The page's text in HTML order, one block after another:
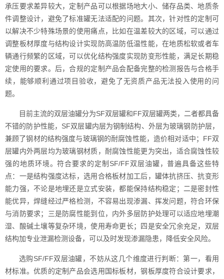
承压要求差异较大，定制产品可以根据场地大小、储存品类、地质条
件调整设计，避免了标准罐无法适配的问题。其次，针对性的定制可
以解决不少特殊场景的使用痛点，比如在温差较大的区域，可以通过
调整板材厚度与结构设计实现防高温防低温性能，在地质松软或者车
辆通行频繁的区域，可以优化结构强度实现防变形性能，满足长期稳
定使用的要求。后，合规的定制产品会配备完整的检测报告与合格手
续，能够顺利通过项目验收，避免了无资质产品无法投入使用的问
题。
目前主流的双层油罐分为SF双层罐和FF双层罐两类，二者都具备
不错的防护性能，SF双层罐内层为钢制结构、外层为玻璃钢防护层，
兼顾了钢材的结构强度与玻璃钢的耐腐蚀性能，造价相对适中；FF双
层罐内外两层均为玻璃钢材质，耐腐蚀性能更为突出，适合腐蚀性较
强的地质环境。符合要求的定制SF/FF双层油罐，普遍具备这些特
点：一是结构强度达标，选用合格板材加工后，罐体抗挤压、抗变形
能力强，不论是地埋还是立式安装，都能保持结构稳定；二是密封性
能优异，焊缝经过严格检测，不容易出现渗漏、挥发问题，符合环保
与消防要求；三是防腐性能到位，内外多层防护处理可以适应地埋潮
湿、酸碱土壤等复杂环境，使用寿命更长；四是安全冗余充足，双层
结构加专业泄漏检测设备，可以及时发现渗漏隐患，降低安全风险。
选购SF/FF双层油罐，不妨从这几个维度进行判断：第一，看用
材标准。优质的定制产品会选用国标板材，钢板厚度符合设计要求，